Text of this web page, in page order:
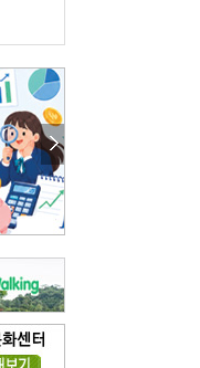
골목 맛집 발굴 고메 셀렉션…부산시, 페스티벌 시월 연계
이란 공습 경고·취소 되풀이…오락가락 트럼프 비꼰 ‘타코’